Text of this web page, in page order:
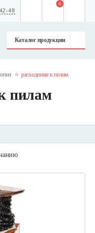
48
Каталог продукции
0
расходники к пилам
пилам